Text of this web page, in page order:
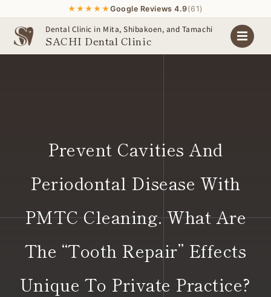
★★★★★Google Reviews 4.9(61)
Skip
content
Dental Clinic in Mita, Shibakoen, and Tamachi
SACHI Dental Clinic
Prevent Cavities And
Periodontal Disease With
PMTC Cleaning. What Are
The “tooth Repair” Effects
Unique To Private Practice?